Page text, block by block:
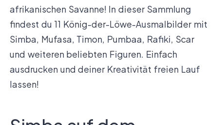
afrikanischen Savanne! In dieser Sammlung
findest du 11 König-der-Löwe-Ausmalbilder mit
Simba, Mufasa, Timon, Pumbaa, Rafiki, Scar
und weiteren beliebten Figuren. Einfach
ausdrucken und deiner Kreativität freien Lauf
lassen!